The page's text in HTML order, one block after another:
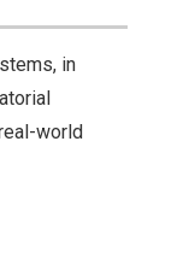
in
world